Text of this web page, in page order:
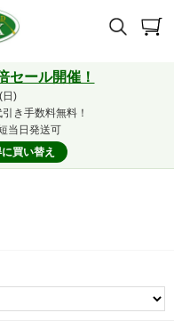
セール開催！
日)
き手数料無料！
当日発送可
買い替え